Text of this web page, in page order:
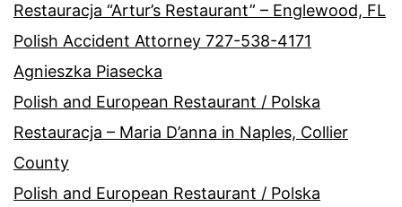
Restauracja “Artur’s Restaurant” – Englewood, FL
Polish Accident Attorney 727-538-4171
Agnieszka Piasecka
Polish and European Restaurant / Polska
Restauracja – Maria D’anna in Naples, Collier
County
Polish and European Restaurant / Polska